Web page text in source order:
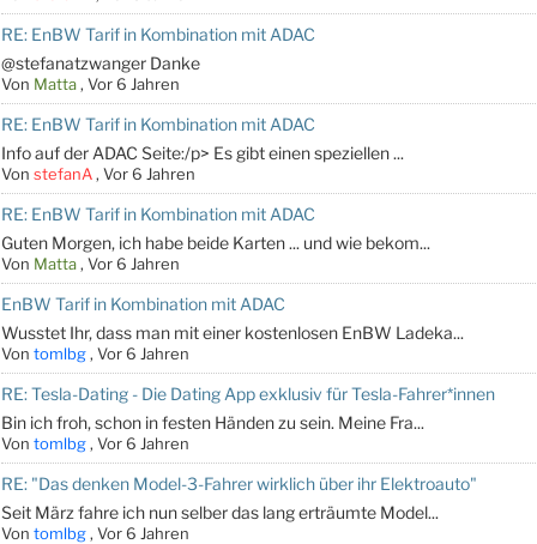
RE: EnBW Tarif in Kombination mit ADAC
@stefanatzwanger Danke
Von Matta , Vor 6 Jahren
RE: EnBW Tarif in Kombination mit ADAC
Info auf der ADAC Seite:/p> Es gibt einen speziellen ...
Von stefanA , Vor 6 Jahren
RE: EnBW Tarif in Kombination mit ADAC
Guten Morgen, ich habe beide Karten ... und wie bekom...
Von Matta , Vor 6 Jahren
EnBW Tarif in Kombination mit ADAC
Wusstet Ihr, dass man mit einer kostenlosen EnBW Ladeka...
Von tomlbg , Vor 6 Jahren
RE: Tesla-Dating - Die Dating App exklusiv für Tesla-Fahrer*innen
Bin ich froh, schon in festen Händen zu sein. Meine Fra...
Von tomlbg , Vor 6 Jahren
RE: "Das denken Model-3-Fahrer wirklich über ihr Elektroauto"
Seit März fahre ich nun selber das lang erträumte Model...
Von tomlbg , Vor 6 Jahren